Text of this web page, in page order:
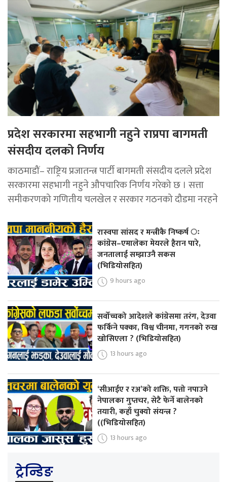
प्रदेश सरकारमा सहभागी नहुने राप्रपा बागमती
संसदीय दलको निर्णय
काठमाडौं– राष्ट्रिय प्रजातन्त्र पार्टी बागमती संसदीय दलले प्रदेश
सरकारमा सहभागी नहुने औपचारिक निर्णय गरेको छ । सत्ता
समीकरणको गणितीय चलखेल र सरकार गठनको दौडमा नरहने
रास्वपा सांसद र मन्त्रीकै निष्कर्ष ः
कांग्रेस–एमालेका मेयरले हैरान पारे,
जनतालाई सम्झाउनै सकस
(भिडियोसहित)
9 hours ago
सर्वोच्चको आदेशले कांग्रेसमा तरंग, देउवा
फर्किने पक्का, विश्व चीनमा, गगनको रुख
खोसिएला ? (भिडियोसहित)
13 hours ago
‘सीआईए र रअ’को शक्ति, पत्तो नपाउने
नेपालका गुप्तचर, सेटै फेर्ने बालेनको
तयारी, कहाँ चुक्यो संयन्त्र ?
((भिडियोसहित)
13 hours ago
ट्रेन्डिङ